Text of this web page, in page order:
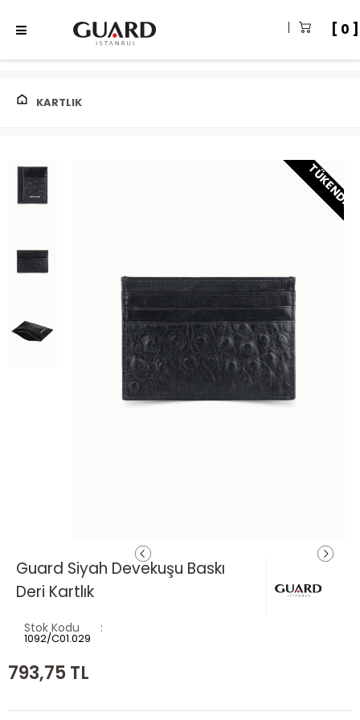
0
KARTLIK
TÜKENDI
Guard Siyah Devekuşu Baskı
Deri Kartlık
Stok Kodu
1092/C01.029
793,75 TL